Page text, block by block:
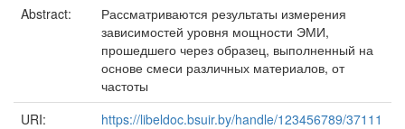
Abstract:
Рассматриваются результаты измерения
зависимостей уровня мощности ЭМИ,
прошедшего через образец, выполненный на
основе смеси различных материалов, от
частоты
URI:
https://libeldoc.bsuir.by/handle/123456789/37111